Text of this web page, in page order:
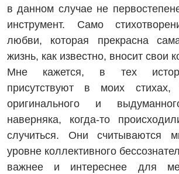
в данном случае не
инструмент. Само
любви, которая прекрасна
жизнь, как известно, вносит свои
Мне кажется, в тех
присутствуют в моих
оригинального и
наверняка, когда-то
случиться. Они считываются
уровне коллективного
важнее и интереснее для